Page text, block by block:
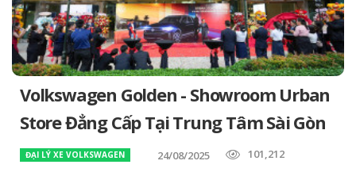
Volkswagen Golden - Showroom Urban
Store Đẳng Cấp Tại Trung Tâm Sài Gòn
ĐẠI LÝ XE VOLKSWAGEN 24/08/2025 101,212